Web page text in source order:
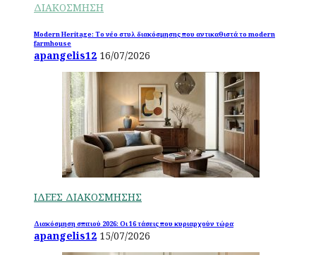
ΔΙΑΚΟΣΜΗΣΗ
Modern Heritage: Το νέο στυλ διακόσμησης που αντικαθιστά το modern
farmhouse
apangelis12 16/07/2026
ΙΔΕΕΣ ΔΙΑΚΟΣΜΗΣΗΣ
Διακόσμηση σπιτιού 2026: Οι 16 τάσεις που κυριαρχούν τώρα
apangelis12 15/07/2026